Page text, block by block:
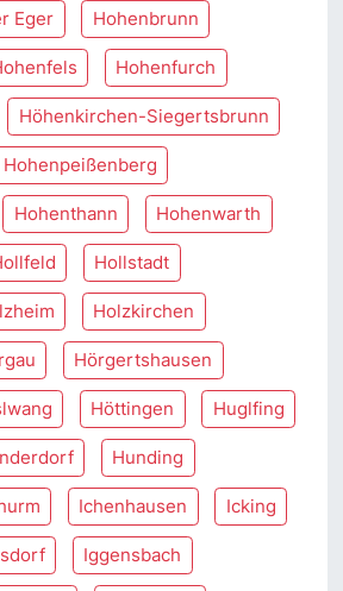
Eger Hohenbrunn
Hohenfurch
Höhenkirchen-Siegertsbrunn
Hohenpeißenberg
Hohenthann Hohenwarth
Hollstadt
Holzkirchen
Hörgertshausen
Höttingen Huglfing
Hunding
Ichenhausen Icking
Iggensbach